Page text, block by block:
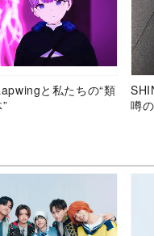
と私たちの“類
噂